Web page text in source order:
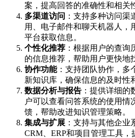
案，提高回答的准确性和相关
多渠道访问 ：支持多种访问渠
用、电子邮件和聊天机器人，
平台获取信息。
个性化推荐 ：根据用户的查
的信息推荐，帮助用户更快地
协作功能：支持团队协作，多
新知识库，确保信息的及时性
数据分析与报告 ：提供详细的
户可以查看问答系统的使用情
馈，帮助改进知识管理策略。
集成与扩展 ：支持与其他企业
CRM、ERP和项目管理工具